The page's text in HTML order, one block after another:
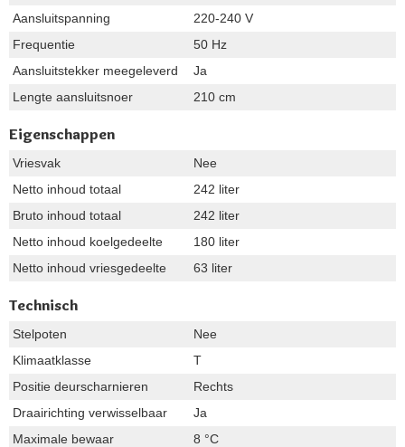
Aansluitspanning
220-240 V
Frequentie
50 Hz
Aansluitstekker meegeleverd
Ja
Lengte aansluitsnoer
210 cm
Eigenschappen
Vriesvak
Nee
Netto inhoud totaal
242 liter
Bruto inhoud totaal
242 liter
Netto inhoud koelgedeelte
180 liter
Netto inhoud vriesgedeelte
63 liter
Technisch
Stelpoten
Nee
Klimaatklasse
T
Positie deurscharnieren
Rechts
Draairichting verwisselbaar
Ja
Maximale bewaar
8 °C